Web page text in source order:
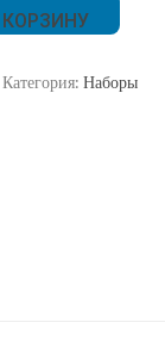
КОРЗИНУ
Категория:Наборы